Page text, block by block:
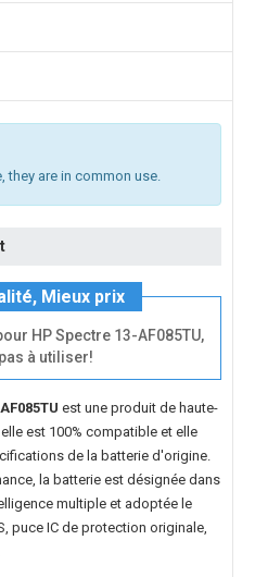
they are in common use.
Mieux prix
HP Spectre 13-AF085TU,
à utiliser!
est une produit de haute-
est 100% compatible et elle
de la batterie d'origine.
la batterie est désignée dans
multiple et adoptée le
puce IC de protection originale,